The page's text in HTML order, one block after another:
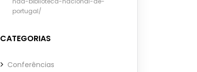
portugal/
CATEGORIAS
Conferências